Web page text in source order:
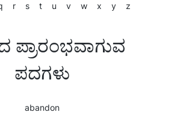
r s t u v w x y z
ಪ್ರಾರಂಭವಾಗುವ
ಪದಗಳು
abandon